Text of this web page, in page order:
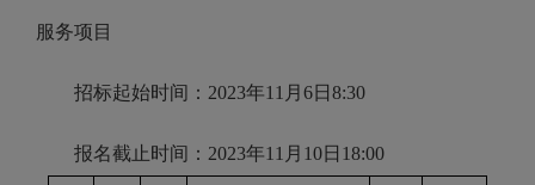
服务项目
招标起始时间：2023年11月6日8:30
报名截止时间：2023年11月10日18:00